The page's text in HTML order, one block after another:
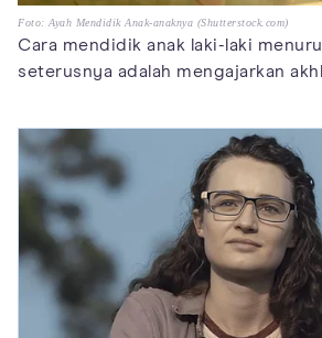
Foto: Ayah Mendidik Anak-anaknya (Shutterstock.com)
Cara mendidik anak laki-laki
seterusnya adalah mengajarkan